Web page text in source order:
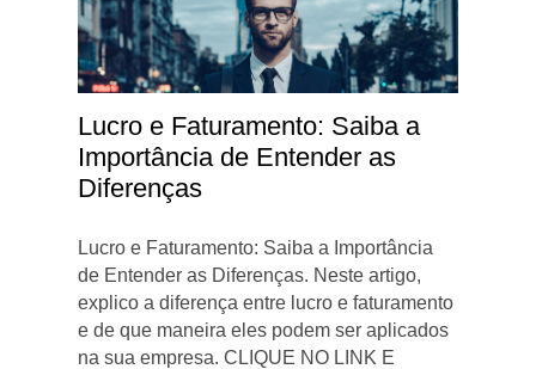
Lucro e Faturamento: Saiba a
Importância de Entender as
Diferenças
Lucro e Faturamento: Saiba a Importância
de Entender as Diferenças. Neste artigo,
explico a diferença entre lucro e faturamento
e de que maneira eles podem ser aplicados
na sua empresa. CLIQUE NO LINK E